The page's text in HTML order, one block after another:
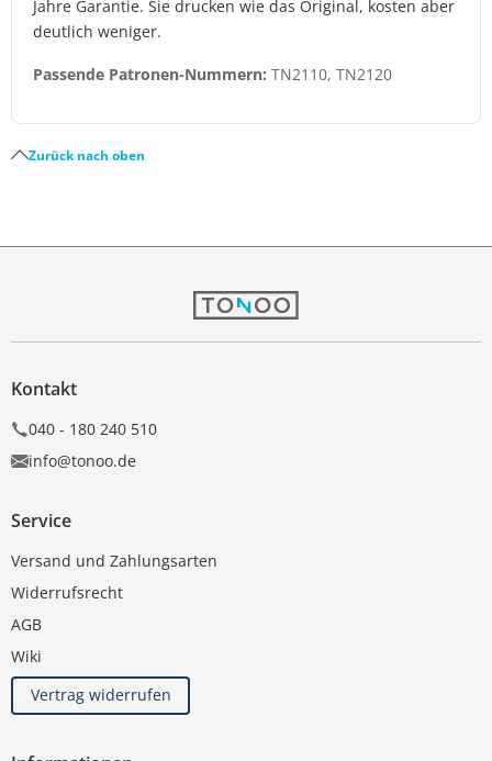
Jahre Garantie. Sie drucken wie das Original, kosten aber
deutlich weniger.
Passende Patronen-Nummern: TN2110, TN2120
Zurück nach oben
Kontakt
040 - 180 240 510
info@tonoo.de
Service
Versand und Zahlungsarten
Widerrufsrecht
AGB
Wiki
Vertrag widerrufen